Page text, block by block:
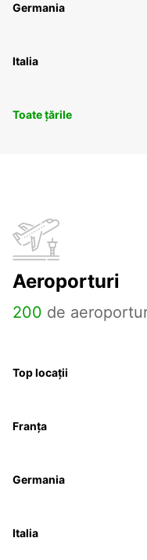
Germania
Italia
Toate țările
Aeroporturi
200 de
Top locații
Franța
Germania
Italia